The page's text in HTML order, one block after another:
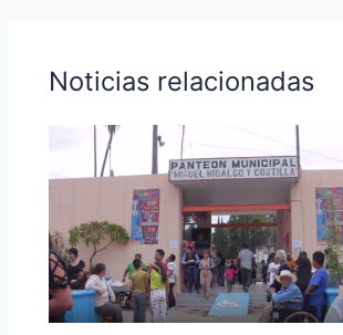
Noticias relacionadas